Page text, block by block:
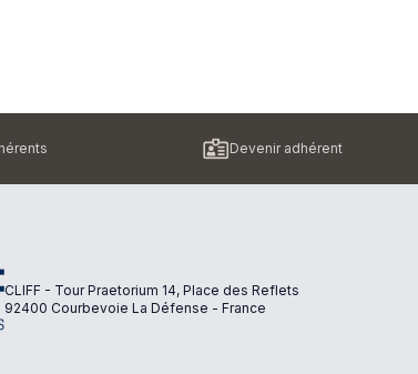
Devenir adhérent
CLIFF - Tour Praetorium 14, Place des Reflets
92400 Courbevoie La Défense - France